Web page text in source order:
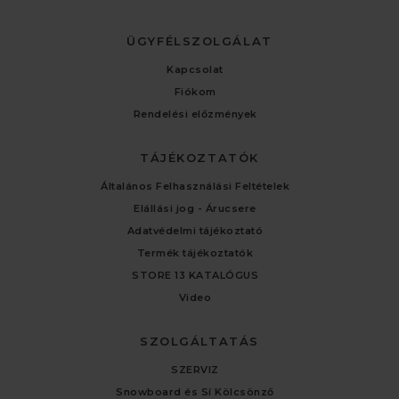
ÜGYFÉLSZOLGÁLAT
Kapcsolat
Fiókom
Rendelési előzmények
TÁJÉKOZTATÓK
Általános Felhasználási Feltételek
Elállási jog - Árucsere
Adatvédelmi tájékoztató
Termék tájékoztatók
STORE 13 KATALÓGUS
Video
SZOLGÁLTATÁS
SZERVIZ
Snowboard és Sí Kölcsönző